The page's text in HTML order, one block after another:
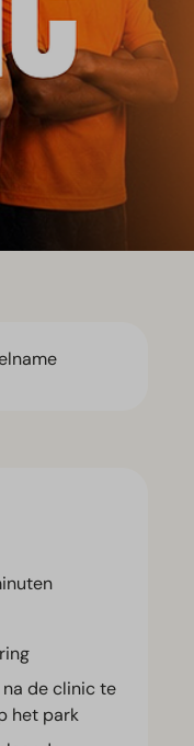
de clinic te
het park